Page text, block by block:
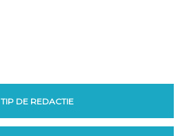
TIP DE REDACTIE